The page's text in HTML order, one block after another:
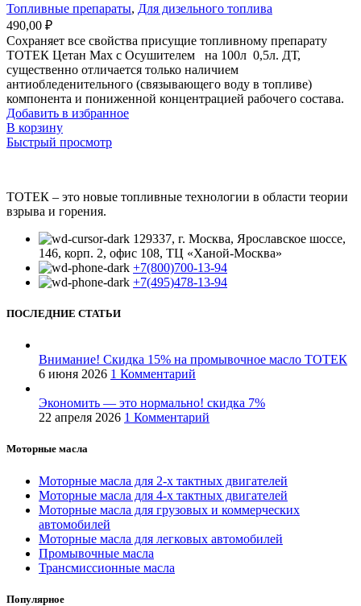
странице
Топливные препараты, Для дизельного топлива
490,00 ₽
Сохраняет все свойства присущие топливному препарату
ТОТЕК Цетан Мах с Осушителем на 100л 0,5л. ДТ,
существенно отличается только наличием
антиобледенительного (связывающего воду в топливе)
компонента и пониженной концентрацией рабочего состава.
Добавить в избранное
В корзину
Быстрый просмотр
ТОТЕК – это новые топливные технологии в области теории
взрыва и горения.
129337, г. Москва, Ярославское шоссе,
146, корп. 2, офис 108, ТЦ «Ханой-Москва»
+7(800)700-13-94
+7(495)478-13-94
ПОСЛЕДНИЕ СТАТЬИ
Внимание! Скидка 15% на промывочное масло ТОТЕК
6 июня 2026 1 Комментарий
Экономить — это нормально! скидка 7%
22 апреля 2026 1 Комментарий
Моторные масла
Моторные масла для 2-х тактных двигателей
Моторные масла для 4-х тактных двигателей
Моторные масла для грузовых и коммерческих
автомобилей
Моторные масла для легковых автомобилей
Промывочные масла
Трансмиссионные масла
Популярное